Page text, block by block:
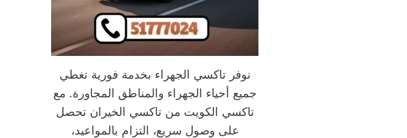
نوفر تاكسي الجهراء بخدمة فورية تغطي
جميع أحياء الجهراء والمناطق المجاورة. مع
تاكسي الكويت من تاكسي الخيران تحصل
على وصول سريع، التزام بالمواعيد،